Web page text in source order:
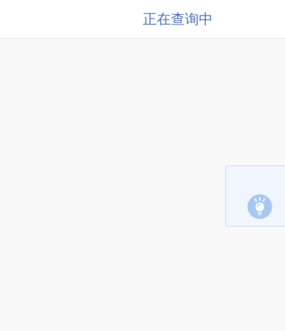
正在查询中